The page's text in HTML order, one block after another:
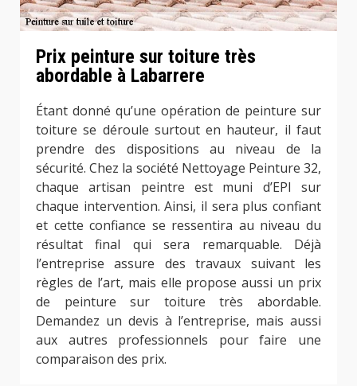
Prix peinture sur toiture très
abordable à Labarrere
Étant donné qu’une opération de peinture sur
toiture se déroule surtout en hauteur, il faut
prendre des dispositions au niveau de la
sécurité. Chez la société Nettoyage Peinture 32,
chaque artisan peintre est muni d’EPI sur
chaque intervention. Ainsi, il sera plus confiant
et cette confiance se ressentira au niveau du
résultat final qui sera remarquable. Déjà
l’entreprise assure des travaux suivant les
règles de l’art, mais elle propose aussi un prix
de peinture sur toiture très abordable.
Demandez un devis à l’entreprise, mais aussi
aux autres professionnels pour faire une
comparaison des prix.